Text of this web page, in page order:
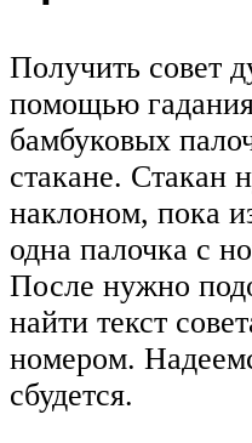
Получить совет
помощью
бамбуковых
стакане. Стакан
наклоном, пока
одна палочка с
После нужно
найти текст
номером.
сбудется.